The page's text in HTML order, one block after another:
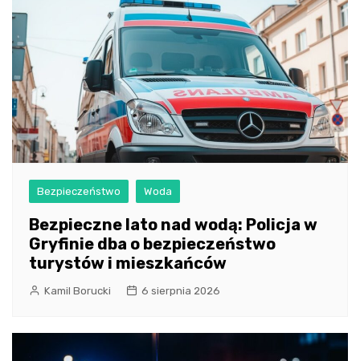
Bezpieczeństwo Woda
Bezpieczne lato nad wodą: Policja w
Gryfinie dba o bezpieczeństwo
turystów i mieszkańców
Kamil Borucki 6 sierpnia 2026